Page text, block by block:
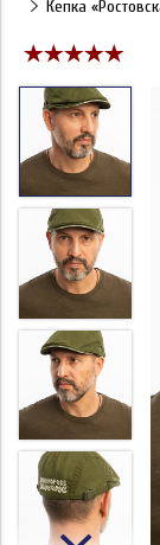
Кепка